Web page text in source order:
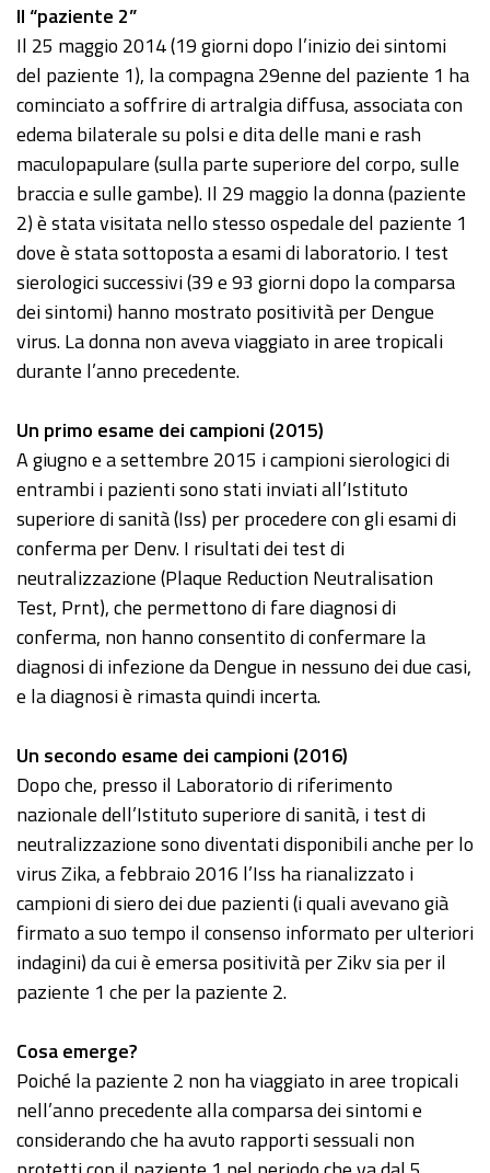
Il “paziente 2”
Il 25 maggio 2014 (19 giorni dopo l’inizio dei sintomi
del paziente 1), la compagna 29enne del paziente 1 ha
cominciato a soffrire di artralgia diffusa, associata con
edema bilaterale su polsi e dita delle mani e rash
maculopapulare (sulla parte superiore del corpo, sulle
braccia e sulle gambe). Il 29 maggio la donna (paziente
2) è stata visitata nello stesso ospedale del paziente 1
dove è stata sottoposta a esami di laboratorio. I test
sierologici successivi (39 e 93 giorni dopo la comparsa
dei sintomi) hanno mostrato positività per Dengue
virus. La donna non aveva viaggiato in aree tropicali
durante l’anno precedente.
Un primo esame dei campioni (2015)
A giugno e a settembre 2015 i campioni sierologici di
entrambi i pazienti sono stati inviati all’Istituto
superiore di sanità (Iss) per procedere con gli esami di
conferma per Denv. I risultati dei test di
neutralizzazione (Plaque Reduction Neutralisation
Test, Prnt), che permettono di fare diagnosi di
conferma, non hanno consentito di confermare la
diagnosi di infezione da Dengue in nessuno dei due casi,
e la diagnosi è rimasta quindi incerta.
Un secondo esame dei campioni (2016)
Dopo che, presso il Laboratorio di riferimento
nazionale dell’Istituto superiore di sanità, i test di
neutralizzazione sono diventati disponibili anche per lo
virus Zika, a febbraio 2016 l’Iss ha rianalizzato i
campioni di siero dei due pazienti (i quali avevano già
firmato a suo tempo il consenso informato per ulteriori
indagini) da cui è emersa positività per Zikv sia per il
paziente 1 che per la paziente 2.
Cosa emerge?
Poiché la paziente 2 non ha viaggiato in aree tropicali
nell’anno precedente alla comparsa dei sintomi e
considerando che ha avuto rapporti sessuali non